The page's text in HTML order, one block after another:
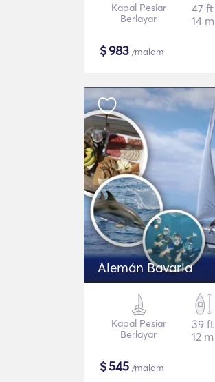
Kapal Pesiar
Berlayar
47 ft
14 m
$983 /malam
Alemán Bavaria
Kapal Pesiar
Berlayar
39 ft
12 m
$545 /malam